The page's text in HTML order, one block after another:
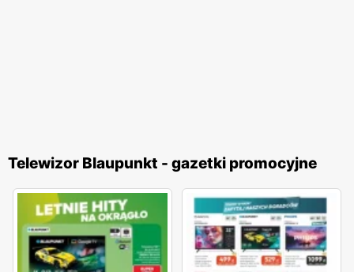
Telewizor Blaupunkt - gazetki promocyjne